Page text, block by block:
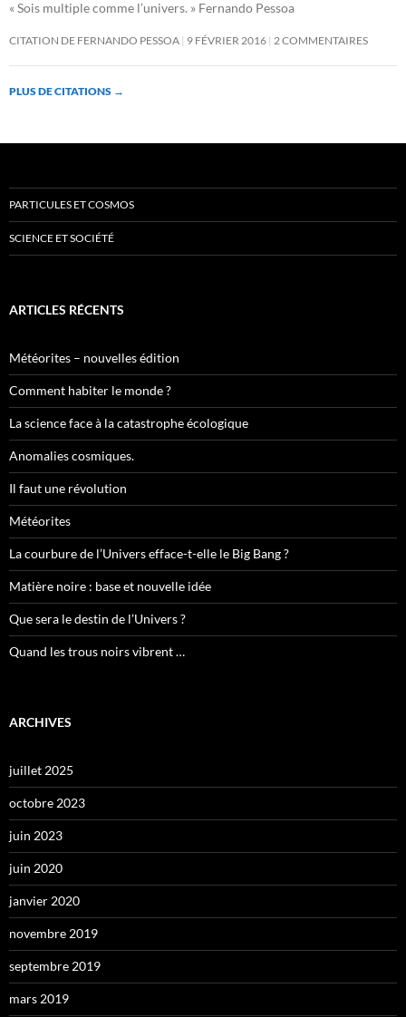
« Sois multiple comme l’univers. » Fernando Pessoa
CITATION DE FERNANDO PESSOA 9 FÉVRIER 2016 2 COMMENTAIRES
PLUS DE CITATIONS →
PARTICULES ET COSMOS
SCIENCE ET SOCIÉTÉ
ARTICLES RÉCENTS
Météorites – nouvelles édition
Comment habiter le monde ?
La science face à la catastrophe écologique
Anomalies cosmiques.
Il faut une révolution
Météorites
La courbure de l’Univers efface-t-elle le Big Bang ?
Matière noire : base et nouvelle idée
Que sera le destin de l’Univers ?
Quand les trous noirs vibrent …
ARCHIVES
juillet 2025
octobre 2023
juin 2023
juin 2020
janvier 2020
novembre 2019
septembre 2019
mars 2019